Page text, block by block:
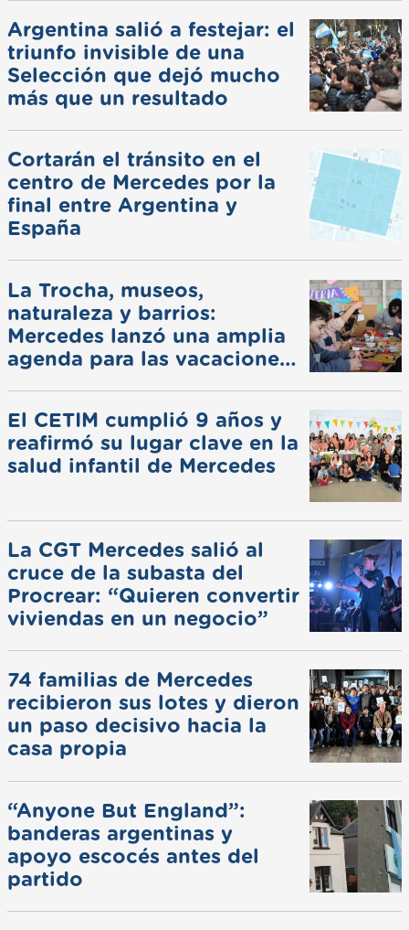
Argentina salió a festejar: el
triunfo invisible de una
Selección que dejó mucho
más que un resultado
Cortarán el tránsito en el
centro de Mercedes por la
final entre Argentina y
España
La Trocha, museos,
naturaleza y barrios:
Mercedes lanzó una amplia
agenda para las vacaciones
El CETIM cumplió 9 años y
reafirmó su lugar clave en la
salud infantil de Mercedes
La CGT Mercedes salió al
cruce de la subasta del
Procrear: “Quieren convertir
viviendas en un negocio”
74 familias de Mercedes
recibieron sus lotes y dieron
un paso decisivo hacia la
casa propia
“Anyone But England”:
banderas argentinas y
apoyo escocés antes del
partido